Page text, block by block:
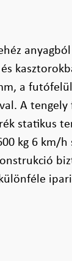
a
A
statikus
kg 6 km/h